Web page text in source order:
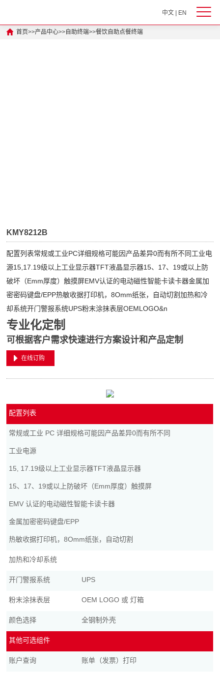
中文| EN
首页>>产品中心>>自助终端>>餐饮自助点餐终端
KMY8212B
配置列表常规或工业PC详细规格可能因产品差异0而有所不同工业电
源15,17.19级以上工业显示器TFT液晶显示器15、17、19或以上防
破坏（Emm厚度）触摸屏EMV认证的电动磁性智能卡读卡器金属加
密密码键盘/EPP热敏收据打印机，8Omm纸张，自动切割加热和冷
却系统开门警报系统UPS粉末涂抹表层OEMLOGO&n
专业化定制
可根据客户需求快速进行方案设计和产品定制
在线订购
配置列表
常规或工业 PC 详细规格可能因产品差异0而有所不同
工业电源
15, 17.19级以上工业显示器TFT液晶显示器
15、17、19或以上防破坏（Emm厚度）触摸屏
EMV 认证的电动磁性智能卡读卡器
金属加密密码键盘/EPP
热敏收据打印机，8Omm纸张，自动切割
加热和冷却系统
开门警报系统 UPS
粉末涂抹表层 OEM LOGO 或 灯箱
颜色选择 全钢制外壳
其他可选组件
账户查询 账单（发票）打印